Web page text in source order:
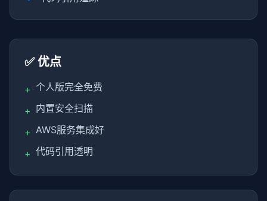
✅ 优点
+ 个人版完全免费
+ 内置安全扫描
+ AWS服务集成好
+ 代码引用透明